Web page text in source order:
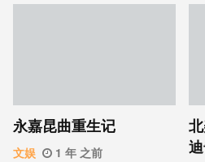
永嘉昆曲重生记
文娱 1 年 之前